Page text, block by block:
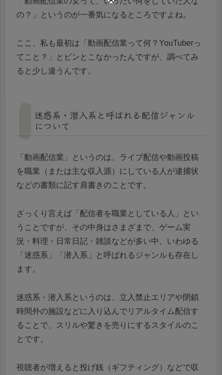
の？」というのが一番気になるところですよね。
ここ、私も最初は「動画配信業って何？YouTuberっ
てこと？」とピンとこなかったんですが、調べてみ
ると少し違うんです。
迷惑系・潜入系と呼ばれる配信ジャンル
について
「動画配信業」というのは、ライブ配信や動画投稿
を職業（または主な収入源）にしている人が逮捕状
などの書類に記す肩書きのことです。
ざっくり言えば「配信者を職業としている人」とい
うことですが、その中身はさまざまで、ゲーム実
況・料理・日常日記・雑談などが多い中、いわゆる
「迷惑系」「潜入系」と呼ばれるジャンルも存在し
ます。
迷惑系・潜入系というのは、立入禁止エリアや閉鎖
時間外の施設などに入り込んでリアルタイム配信す
ることで、スリルや驚きを売りにするスタイルのこ
とです。
視聴者が増えると投げ銭（ギフティング）などで収